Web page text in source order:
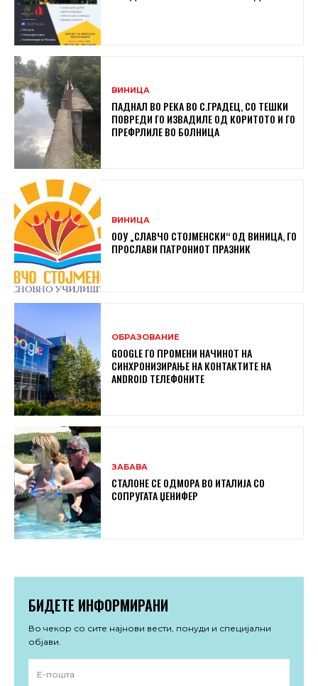
ВИНИЦА
ПАДНАЛ ВО РЕКА ВО С.ГРАДЕЦ, СО ТЕШКИ
ПОВРЕДИ ГО ИЗВАДИЛЕ ОД КОРИТОТО И ГО
ПРЕФРЛИЛЕ ВО БОЛНИЦА
ВИНИЦА
ООУ „СЛАВЧО СТОЈМЕНСКИ“ ОД ВИНИЦА, ГО
ПРОСЛАВИ ПАТРОНИОТ ПРАЗНИК
ОБРАЗОВАНИЕ
GOOGLE ГО ПРОМЕНИ НАЧИНОТ НА
СИНХРОНИЗИРАЊЕ НА КОНТАКТИТЕ НА
ANDROID ТЕЛЕФОНИТЕ
ЗАБАВА
СТАЛОНЕ СЕ ОДМОРА ВО ИТАЛИЈА СО
СОПРУГАТА ЏЕНИФЕР
БИДЕТЕ ИНФОРМИРАНИ
Во чекор со сите најнови вести, понуди и специјални
објави.